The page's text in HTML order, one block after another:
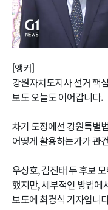
[앵커]
강원자치도지사 선거 핵
보도 오늘도 이어갑니다.
차기 도정에선 강원특별
어떻게 활용하는가가 관
우상호, 김진태 두 후보
했지만, 세부적인 방법에
보도에 최경식 기자입니